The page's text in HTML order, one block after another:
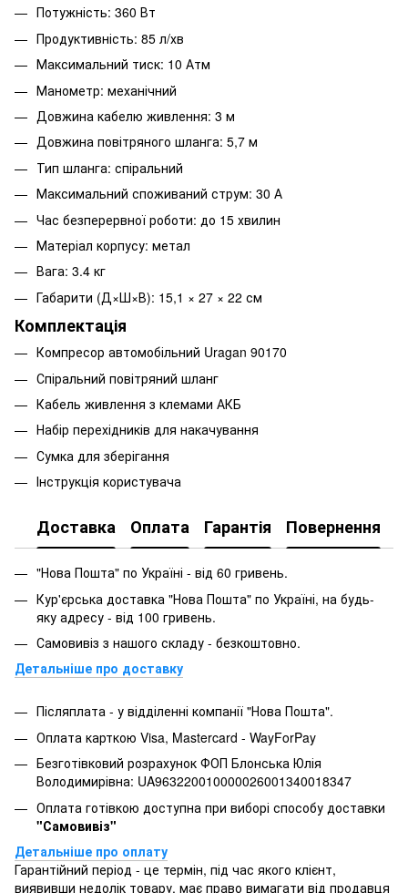
Потужність: 360 Вт
Продуктивність: 85 л/хв
Максимальний тиск: 10 Атм
Манометр: механічний
Довжина кабелю живлення: 3 м
Довжина повітряного шланга: 5,7 м
Тип шланга: спіральний
Максимальний споживаний струм: 30 А
Час безперервної роботи: до 15 хвилин
Матеріал корпусу: метал
Вага: 3.4 кг
Габарити (Д×Ш×В): 15,1 × 27 × 22 см
Комплектація
Компресор автомобільний Uragan 90170
Спіральний повітряний шланг
Кабель живлення з клемами АКБ
Набір перехідників для накачування
Сумка для зберігання
Інструкція користувача
Доставка Оплата Гарантія Повернення
"Нова Пошта" по Україні - від 60 гривень.
Кур'єрська доставка "Нова Пошта" по Україні, на будь-
яку адресу - від 100 гривень.
Самовивіз з нашого складу - безкоштовно.
Детальніше про доставку
Післяплата - у відділенні компанії "Нова Пошта".
Оплата карткою Visa, Mastercard - WayForPay
Безготівковий розрахунок ФОП Блонська Юлія
Володимирівна: UA963220010000026001340018347
Оплата готівкою доступна при виборі способу доставки
"Самовивіз"
Детальніше про оплату
Гарантійний період - це термін, під час якого клієнт,
виявивши недолік товару, має право вимагати від продавця